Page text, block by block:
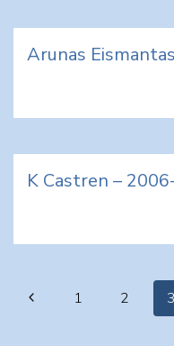
Arunas
K Castren –
Page
Previous1 2 3